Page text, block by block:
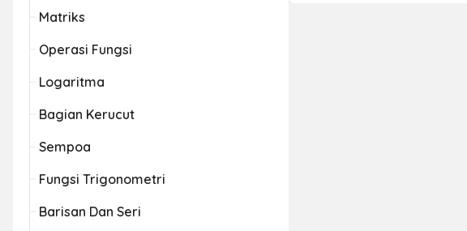
Matriks
Operasi Fungsi
Logaritma
Bagian Kerucut
Sempoa
Fungsi Trigonometri
Barisan Dan Seri